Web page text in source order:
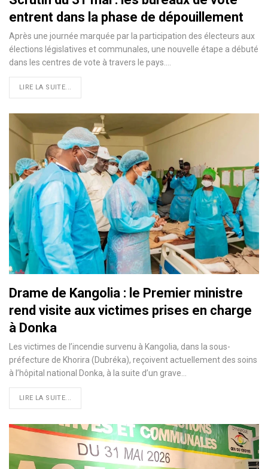
entrent dans la phase de dépouillement
Après une journée marquée par la participation des électeurs aux
élections législatives et communales, une nouvelle étape a débuté
dans les centres de vote à travers le pays.…
LIRE LA SUITE...
Drame de Kangolia : le Premier ministre
rend visite aux victimes prises en charge
à Donka
Les victimes de l’incendie survenu à Kangolia, dans la sous-
préfecture de Khorira (Dubréka), reçoivent actuellement des soins
à l’hôpital national Donka, à la suite d’un grave…
LIRE LA SUITE...